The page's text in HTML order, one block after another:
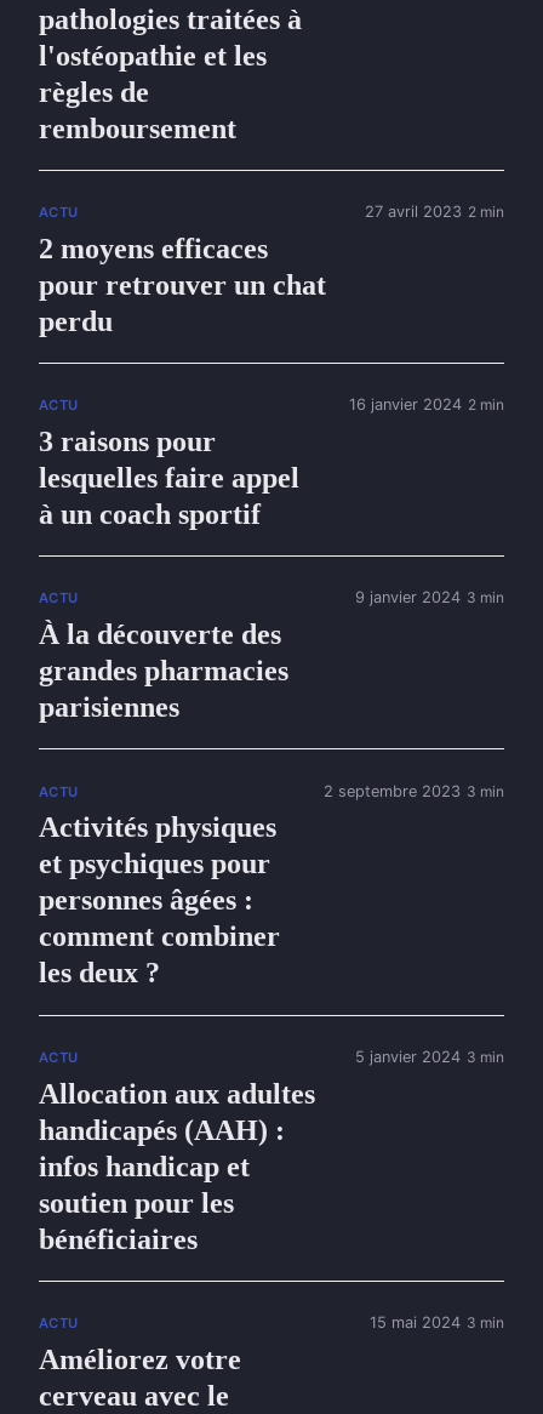
pathologies traitées à
l'ostéopathie et les
règles de
remboursement
ACTU
2 moyens efficaces
pour retrouver un chat
perdu
27 avril 2023 2 min
ACTU
3 raisons pour
lesquelles faire appel
à un coach sportif
16 janvier 2024 2 min
ACTU
À la découverte des
grandes pharmacies
parisiennes
9 janvier 2024 3 min
ACTU
Activités physiques
et psychiques pour
personnes âgées :
comment combiner
les deux ?
2 septembre 2023 3 min
ACTU
Allocation aux adultes
handicapés (AAH) :
infos handicap et
soutien pour les
bénéficiaires
5 janvier 2024 3 min
ACTU
Améliorez votre
cerveau avec le
15 mai 2024 3 min